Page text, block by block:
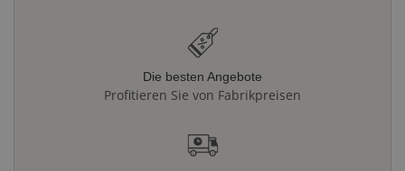
Die besten Angebote
Profitieren Sie von Fabrikpreisen